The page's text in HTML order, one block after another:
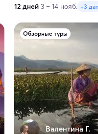
12 дней 3 – 14 нояб. +3
Обзорные туры
Валентина Г.